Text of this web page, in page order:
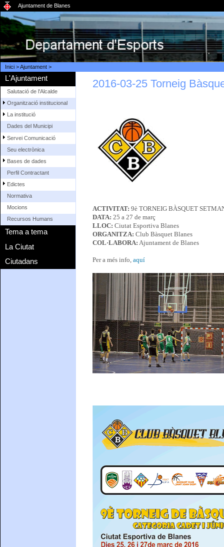
Ajuntament de Blanes
Inici>Ajuntament>
L'Ajuntament
Salutació de l'Alcalde
Organització institucional
La institució
Dades del Municipi
Servei Comunicació
Seu electrònica
Bases de dades
Perfil Contractant
Edictes
Normativa
Mocions
Recursos Humans
Tema a tema
La Ciutat
Ciutadans
2016-03-25 Torneig
ACTIVITAT: 9è TORNEIG BÀSQUET
DATA: 25 a 27 de març
LLOC: Ciutat Esportiva Blanes
ORGANITZA: Club Bàsquet Blanes
COL·LABORA: Ajuntament de Blanes
Per a més info, aquí